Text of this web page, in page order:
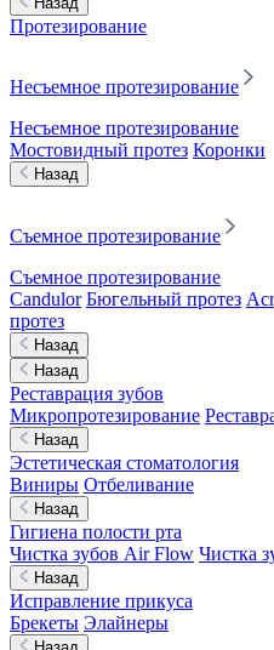
Протезирование
Несъемное протезирование
Несъемное протезирование
Мостовидный протез Коронки
Назад
Съемное протезирование
Съемное протезирование
Candulor Бюгельный протез
протез
Назад
Назад
Реставрация зубов
Микропротезирование
Назад
Эстетическая стоматология
Виниры Отбеливание
Назад
Гигиена полости рта
Чистка зубов Air Flow Чистка
Назад
Исправление прикуса
Брекеты Элайнеры